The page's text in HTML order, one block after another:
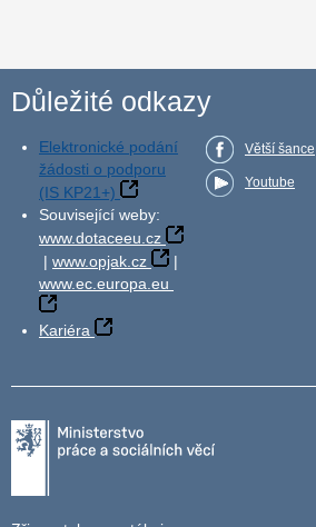
Důležité odkazy
Elektronické podání
žádosti o podporu
(IS KP21+)
Související weby:
www.dotaceeu.cz
| www.opjak.cz
|
www.ec.europa.eu
Kariéra
Větší šance
Youtube